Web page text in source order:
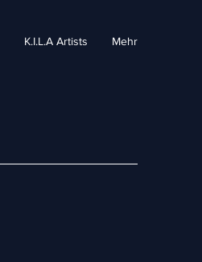
K.I.L.A Artists Mehr